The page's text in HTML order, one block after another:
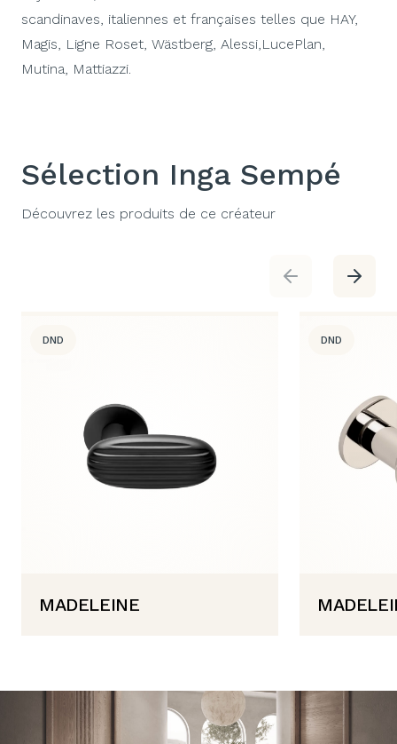
scandinaves, italiennes et françaises telles que HAY,
Magis, Ligne Roset, Wästberg, Alessi,LucePlan,
Mutina, Mattiazzi.
Sélection Inga Sempé
Découvrez les produits de ce créateur
DND
MADELEINE
DND